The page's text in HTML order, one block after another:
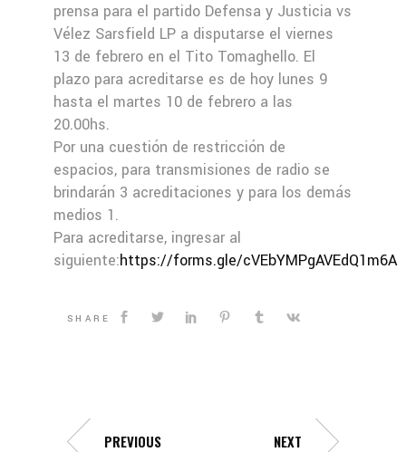
prensa para el partido Defensa y Justicia vs
Vélez Sarsfield LP a disputarse el viernes
13 de febrero en el Tito Tomaghello. El
plazo para acreditarse es de hoy lunes 9
hasta el martes 10 de febrero a las
20.00hs.
Por una cuestión de restricción de
espacios, para transmisiones de radio se
brindarán 3 acreditaciones y para los demás
medios 1.
Para acreditarse, ingresar al
siguiente:https://forms.gle/cVEbYMPgAVEdQ1m6A
SHARE
PREVIOUS NEXT